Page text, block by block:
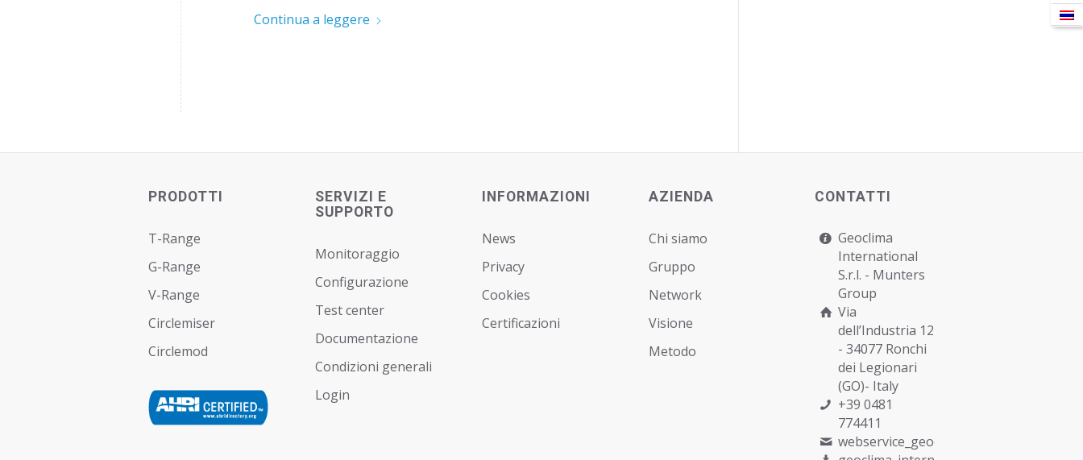
Continua a leggere
PRODOTTI
T-Range
G-Range
V-Range
Circlemiser
Circlemod
SERVIZI E
SUPPORTO
Monitoraggio
Configurazione
Test center
Documentazione
Condizioni generali
Login
INFORMAZIONI
News
Privacy
Cookies
Certificazioni
AZIENDA
Chi siamo
Gruppo
Network
Visione
Metodo
CONTATTI
Geoclima
International
S.r.l. - Munters
Group
Via
dell’Industria 12
- 34077 Ronchi
dei Legionari
(GO)- Italy
+39 0481
774411
webservice_geoclima@munters.com